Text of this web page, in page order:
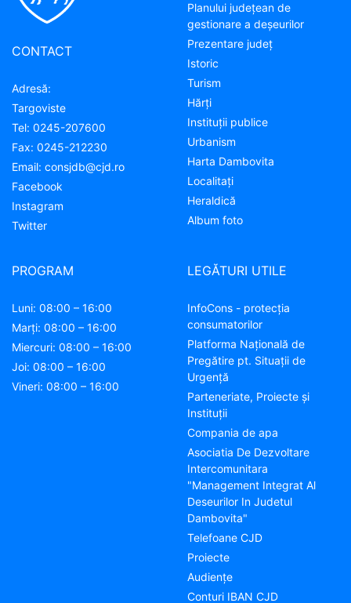
CONTACT
Adresă:
Targoviste
Tel: 0245-207600
Fax: 0245-212230
Email: consjdb@cjd.ro
Facebook
Instagram
Twitter
Planului județean de
gestionare a deșeurilor
Prezentare judeţ
Istoric
Turism
Hărţi
Instituţii publice
Urbanism
Harta Dambovita
Localitaţi
Heraldică
Album foto
LEGĂTURI UTILE
InfoCons - protecția
consumatorilor
Platforma Națională de
Pregătire pt. Situații de
Urgență
Parteneriate, Proiecte și
Instituții
Compania de apa
Asociatia De Dezvoltare
Intercomunitara
"Management Integrat Al
Deseurilor In Judetul
Dambovita"
Telefoane CJD
Proiecte
Audienţe
Conturi IBAN CJD
PROGRAM
Luni: 08:00 – 16:00
Marți: 08:00 – 16:00
Miercuri: 08:00 – 16:00
Joi: 08:00 – 16:00
Vineri: 08:00 – 16:00